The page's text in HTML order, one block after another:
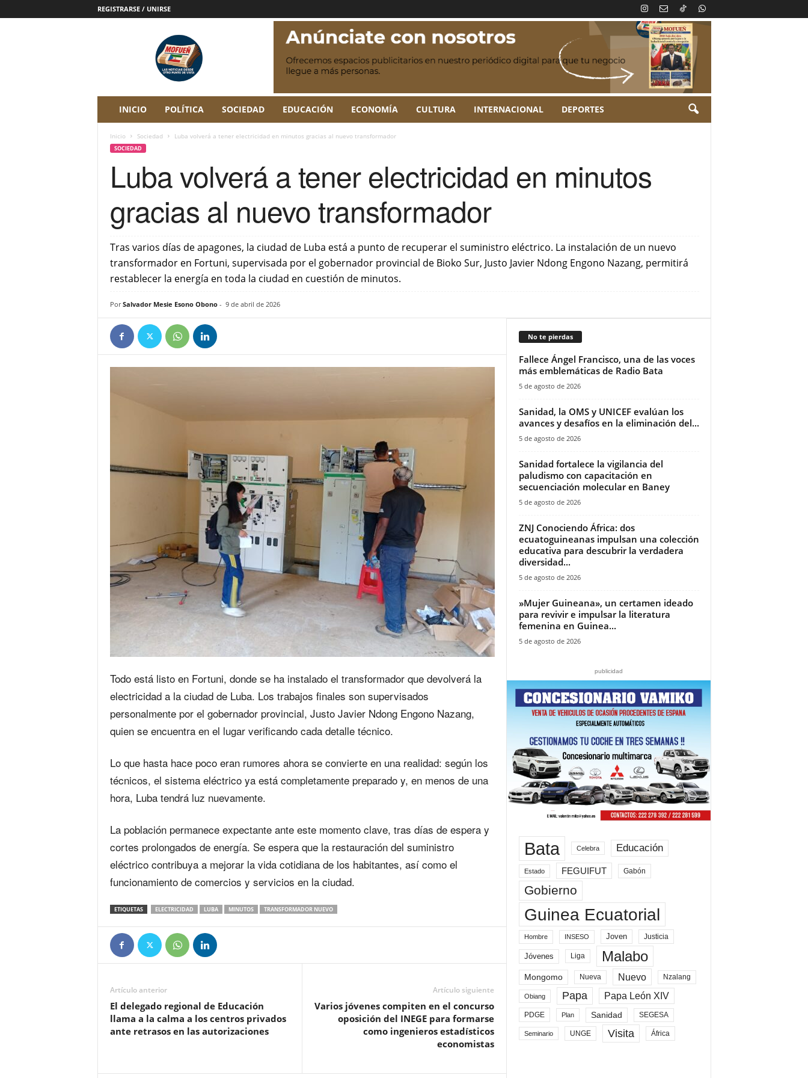
REGISTRARSE / UNIRSE
INICIO POLÍTICA SOCIEDAD EDUCACIÓN ECONOMÍA CULTURA INTERNACIONAL DEPORTES
Inicio Sociedad Luba volverá a tener electricidad en minutos gracias al nuevo transformador
SOCIEDAD
Luba volverá a tener electricidad en minutos
gracias al nuevo transformador
Tras varios días de apagones, la ciudad de Luba está a punto de recuperar el suministro eléctrico. La instalación de un nuevo
transformador en Fortuni, supervisada por el gobernador provincial de Bioko Sur, Justo Javier Ndong Engono Nazang, permitirá
restablecer la energía en toda la ciudad en cuestión de minutos.
Por Salvador Mesie Esono Obono- 9 de abril de 2026
Todo está listo en Fortuni, donde se ha instalado el transformador que devolverá la
electricidad a la ciudad de Luba. Los trabajos finales son supervisados
personalmente por el gobernador provincial, Justo Javier Ndong Engono Nazang,
quien se encuentra en el lugar verificando cada detalle técnico.
Lo que hasta hace poco eran rumores ahora se convierte en una realidad: según los
técnicos, el sistema eléctrico ya está completamente preparado y, en menos de una
hora, Luba tendrá luz nuevamente.
La población permanece expectante ante este momento clave, tras días de espera y
cortes prolongados de energía. Se espera que la restauración del suministro
eléctrico contribuya a mejorar la vida cotidiana de los habitantes, así como el
funcionamiento de comercios y servicios en la ciudad.
ETIQUETAS ELECTRICIDAD LUBA MINUTOS TRANSFORMADOR NUEVO
Artículo anterior
El delegado regional de Educación
llama a la calma a los centros privados
ante retrasos en las autorizaciones
Artículo siguiente
Varios jóvenes compiten en el concurso
oposición del INEGE para formarse
como ingenieros estadísticos
economistas
No te pierdas
Fallece Ángel Francisco, una de las voces
más emblemáticas de Radio Bata
5 de agosto de 2026
Sanidad, la OMS y UNICEF evalúan los
avances y desafíos en la eliminación del...
5 de agosto de 2026
Sanidad fortalece la vigilancia del
paludismo con capacitación en
secuenciación molecular en Baney
5 de agosto de 2026
ZNJ Conociendo África: dos
ecuatoguineanas impulsan una colección
educativa para descubrir la verdadera
diversidad...
5 de agosto de 2026
‎»Mujer Guineana», un certamen ideado
para revivir e impulsar la literatura
femenina en Guinea...
5 de agosto de 2026
publicidad
Bata Celebra Educación
Estado FEGUIFUT Gabón
Gobierno
Guinea Ecuatorial
Hombre INSESO Joven Justicia
Jóvenes Liga Malabo
Mongomo Nueva Nuevo Nzalang
Obiang Papa Papa León XIV
PDGE Plan Sanidad SEGESA
Seminario UNGE Visita África